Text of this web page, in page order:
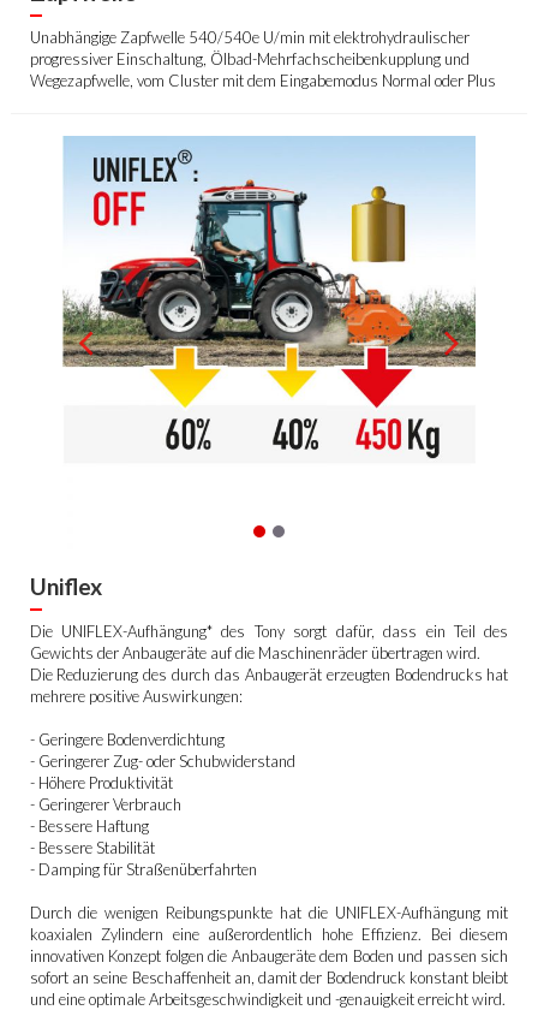
Unabhängige Zapfwelle 540/540e U/min mit elektrohydraulischer
progressiver Einschaltung, Ölbad-Mehrfachscheibenkupplung und
Wegezapfwelle, vom Cluster mit dem Eingabemodus Normal oder Plus
Uniflex
Die UNIFLEX-Aufhängung* des Tony sorgt dafür, dass ein Teil des
Gewichts der Anbaugeräte auf die Maschinenräder übertragen wird.
Die Reduzierung des durch das Anbaugerät erzeugten Bodendrucks hat
mehrere positive Auswirkungen:
- Geringere Bodenverdichtung
- Geringerer Zug- oder Schubwiderstand
- Höhere Produktivität
- Geringerer Verbrauch
- Bessere Haftung
- Bessere Stabilität
- Damping für Straßenüberfahrten
Durch die wenigen Reibungspunkte hat die UNIFLEX-Aufhängung mit
koaxialen Zylindern eine außerordentlich hohe Effizienz. Bei diesem
innovativen Konzept folgen die Anbaugeräte dem Boden und passen sich
sofort an seine Beschaffenheit an, damit der Bodendruck konstant bleibt
und eine optimale Arbeitsgeschwindigkeit und -genauigkeit erreicht wird.